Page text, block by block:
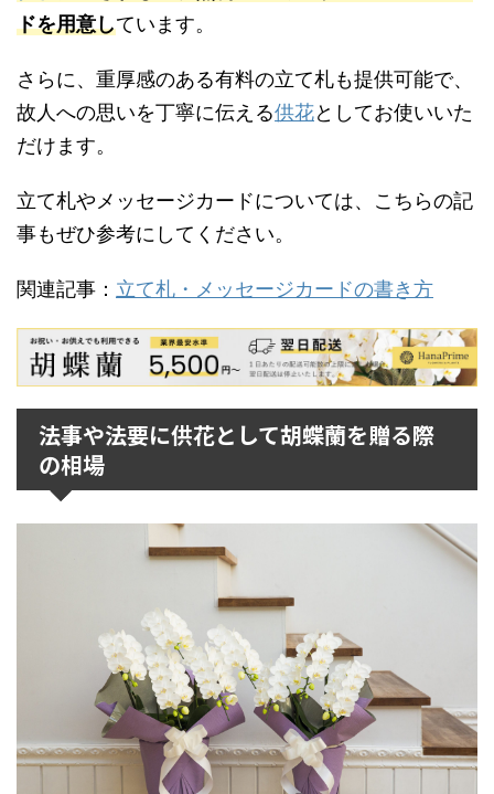
ドを用意しています。
さらに、重厚感のある有料の立て札も提供可能で、
故人への思いを丁寧に伝える供花としてお使いいた
だけます。
立て札やメッセージカードについては、こちらの記
事もぜひ参考にしてください。
関連記事： 立て札・メッセージカードの書き方
法事や法要に供花として胡蝶蘭を贈る際
の相場